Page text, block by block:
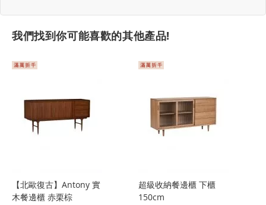
我們找到你可能喜歡的其他產品!
【北歐復古】Antony 實
木餐邊櫃 赤栗棕
超級收納餐邊櫃 下櫃
150cm